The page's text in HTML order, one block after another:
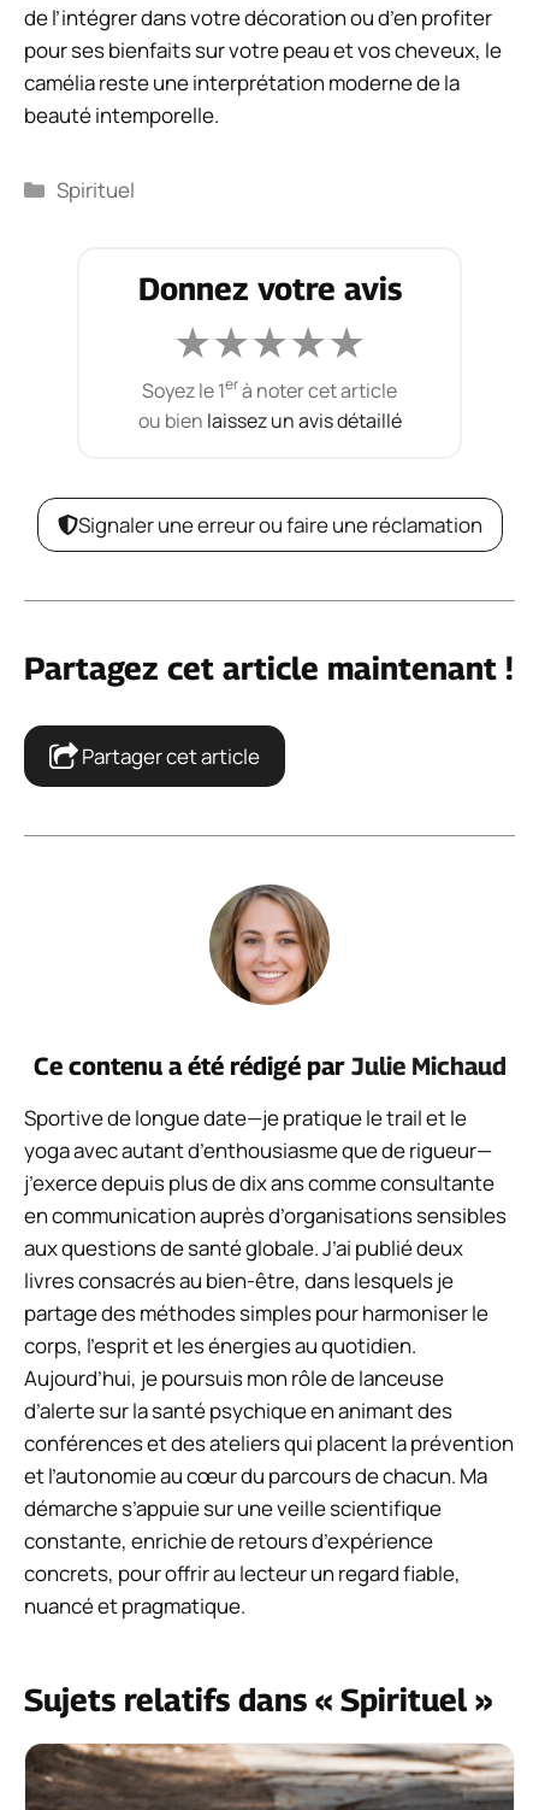
de l’intégrer dans votre décoration ou d’en profiter
pour ses bienfaits sur votre peau et vos cheveux, le
camélia reste une interprétation moderne de la
beauté intemporelle.
Catégories
Spirituel
Donnez votre avis
★★★★★
Soyez le 1erà noter cet article
ou bien laissez un avis détaillé
Signaler une erreur ou faire une réclamation
Partagez cet article maintenant !
Partager cet article
Ce contenu a été rédigé par Julie Michaud
Sportive de longue date—je pratique le trail et le
yoga avec autant d’enthousiasme que de rigueur—
j’exerce depuis plus de dix ans comme consultante
en communication auprès d’organisations sensibles
aux questions de santé globale. J’ai publié deux
livres consacrés au bien-être, dans lesquels je
partage des méthodes simples pour harmoniser le
corps, l’esprit et les énergies au quotidien.
Aujourd’hui, je poursuis mon rôle de lanceuse
d’alerte sur la santé psychique en animant des
conférences et des ateliers qui placent la prévention
et l’autonomie au cœur du parcours de chacun. Ma
démarche s’appuie sur une veille scientifique
constante, enrichie de retours d’expérience
concrets, pour offrir au lecteur un regard fiable,
nuancé et pragmatique.
Sujets relatifs dans « Spirituel »